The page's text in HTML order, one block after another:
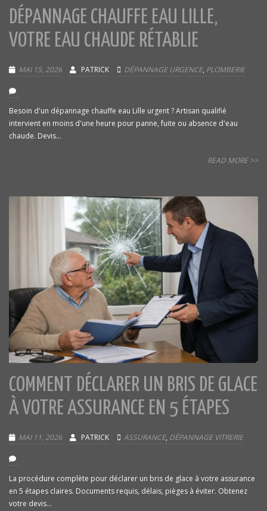
DÉPANNAGE CHAUFFE EAU LILLE,
VOTRE EAU CHAUDE RÉTABLIE
MAI 15, 2026 PATRICK DÉPANNAGE URGENCE, PLOMBERIE
Besoin d'un dépannage chauffe eau Lille urgent ? Artisan qualifié
intervient en moins d'une heure pour panne, fuite ou absence d'eau
chaude. Devis...
READ MORE >>
COMMENT DÉCLARER UN BRIS DE GLACE
À VOTRE ASSURANCE EN 5 ÉTAPES
MAI 11, 2026 PATRICK ASSURANCE, DÉPANNAGE VITRERIE
La procédure complète pour déclarer un bris de glace à votre assurance
en 5 étapes claires. Documents requis, délais, pièges à éviter. Obtenez
votre devis...